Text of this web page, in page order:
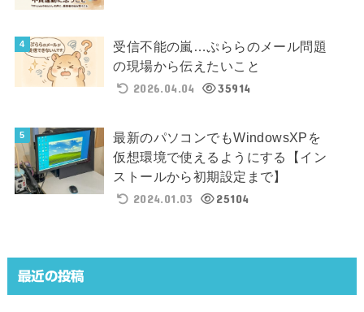
受信不能の嵐…ぷららのメール問題
の現場から伝えたいこと
2026.04.04
35914
最新のパソコンでもWindowsXPを
仮想環境で使えるようにする【イン
ストールから初期設定まで】
2024.01.03
25104
最近の投稿